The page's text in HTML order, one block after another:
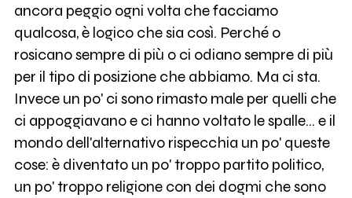
ancora peggio ogni volta che facciamo
qualcosa, è logico che sia così. Perché o
rosicano sempre di più o ci odiano sempre di più
per il tipo di posizione che abbiamo. Ma ci sta.
Invece un po' ci sono rimasto male per quelli che
ci appoggiavano e ci hanno voltato le spalle... e il
mondo dell'alternativo rispecchia un po' queste
cose: è diventato un po' troppo partito politico,
un po' troppo religione con dei dogmi che sono